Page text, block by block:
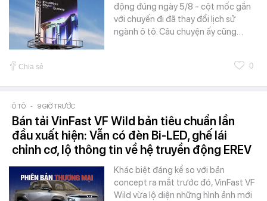
động đúng ngày 5/8 - cột mốc gắn
với chuyến đi đã thay đổi lịch sử
ngành ô tô. Câu chuyện ấy cũng…
Chia sẻ 0
Ô TÔ - 9 GIỜ TRƯỚC
Bán tải VinFast VF Wild bản tiêu chuẩn lần
đầu xuất hiện: Vẫn có đèn Bi-LED, ghế lái
chỉnh cơ, lộ thông tin về hệ truyền động EREV
Khác biệt đáng kể so với bản
concept ra mắt trước đó, VinFast VF
Wild vừa lộ diện những hình ảnh mới